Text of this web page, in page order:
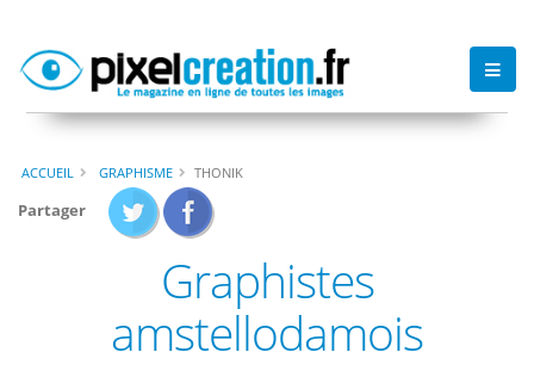
ACCUEIL GRAPHISME THONIK
Partager
Graphistes
amstellodamois